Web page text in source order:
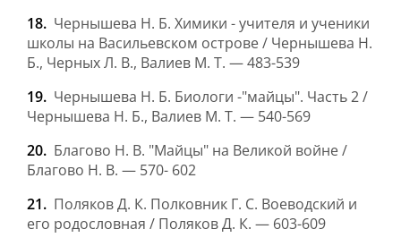
Чернышева Н. Б. Химики - учителя и ученики
школы на Васильевском острове / Чернышева Н.
Б., Черных Л. В., Валиев М. Т. — 483-539
Чернышева Н. Б. Биологи -"майцы". Часть 2 /
Чернышева Н. Б., Валиев М. Т. — 540-569
Благово Н. В. "Майцы" на Великой войне /
Благово Н. В. — 570- 602
Поляков Д. К. Полковник Г. С. Воеводский и
его родословная / Поляков Д. К. — 603-609